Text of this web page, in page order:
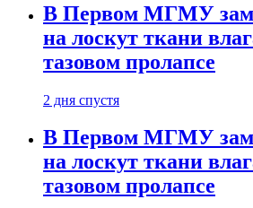
В Первом МГМУ
на лоскут ткани
тазовом пролапсе
2 дня спустя
В Первом МГМУ
на лоскут ткани
тазовом пролапсе